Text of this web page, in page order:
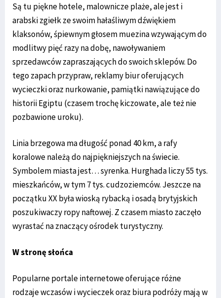
Są tu piękne hotele, malownicze plaże, ale jest i
arabski zgiełk ze swoim hałaśliwym dźwiękiem
klaksonów, śpiewnym głosem muezina wzywającym do
modlitwy pięć razy na dobę, nawoływaniem
sprzedawców zapraszających do swoich sklepów. Do
tego zapach przypraw, reklamy biur oferujących
wycieczki oraz nurkowanie, pamiątki nawiązujące do
historii Egiptu (czasem trochę kiczowate, ale też nie
pozbawione uroku).
Linia brzegowa ma długość ponad 40 km, a rafy
koralowe należą do najpiękniejszych na świecie.
Symbolem miasta jest… syrenka. Hurghada liczy 55 tys.
mieszkańców, w tym 7 tys. cudzoziemców. Jeszcze na
początku XX była wioską rybacką i osadą brytyjskich
poszukiwaczy ropy naftowej. Z czasem miasto zaczęło
wyrastać na znaczący ośrodek turystyczny.
W stronę słońca
Popularne portale internetowe oferujące różne
rodzaje wczasów i wycieczek oraz biura podróży mają w